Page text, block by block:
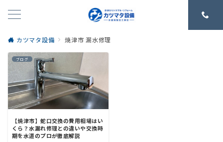
カツマタ設備 焼津市 漏水修理
ブログ
【焼津市】蛇口交換の費用相場はい
くら？水漏れ修理との違いや交換時
期を水道のプロが徹底解説